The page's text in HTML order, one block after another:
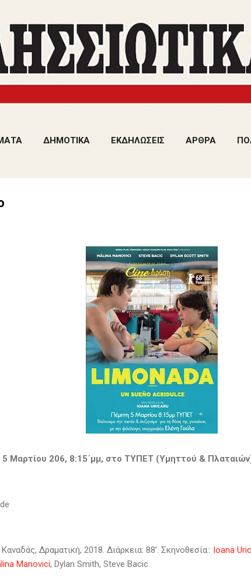
ΔΗΜΟΤΙΚΑ ΕΚΔΗΛΩΣΕΙΣ ΑΡΘΡΑ
Μαρτίου 206, 8:15΄μμ, στο ΤΥΠΕΤ (Υμηττού &
Δραματική, 2018. Διάρκεια: 88’. Σκηνοθεσία:: Ioana
Manovici, Dylan Smith, Steve Bacic